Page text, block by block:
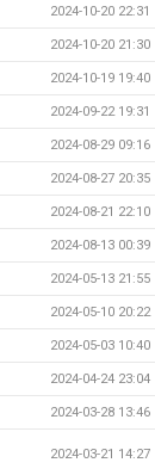
2024-10-20 22:31
2024-10-20 21:30
2024-10-19 19:40
2024-09-22 19:31
2024-08-29 09:16
2024-08-27 20:35
2024-08-21 22:10
2024-08-13 00:39
2024-05-13 21:55
2024-05-10 20:22
2024-05-03 10:40
2024-04-24 23:04
2024-03-28 13:46
2024-03-21 14:27